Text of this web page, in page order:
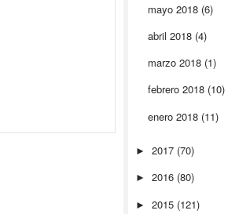
mayo 2018 (6)
abril 2018 (4)
marzo 2018 (1)
febrero 2018 (10)
enero 2018 (11)
► 2017 (70)
► 2016 (80)
► 2015 (121)